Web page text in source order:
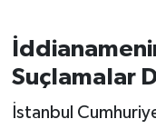
Suçlamalar
İstanbulSİYASET